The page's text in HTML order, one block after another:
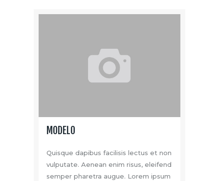
MODELO
Quisque dapibus facilisis lectus et non
vulputate. Aenean enim risus, eleifend
semper pharetra augue. Lorem ipsum